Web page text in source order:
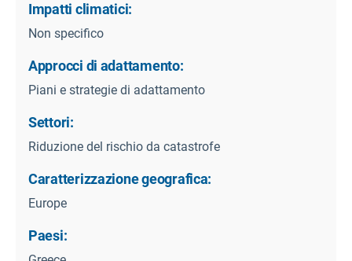
Impatti climatici:
Non specifico
Approcci di adattamento:
Piani e strategie di adattamento
Settori:
Riduzione del rischio da catastrofe
Caratterizzazione geografica:
Europe
Paesi: